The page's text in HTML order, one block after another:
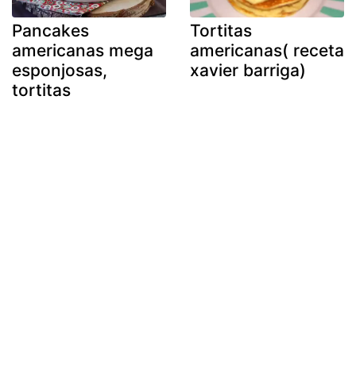
Pancakes
americanas mega
esponjosas,
tortitas
Tortitas
americanas( receta
xavier barriga)